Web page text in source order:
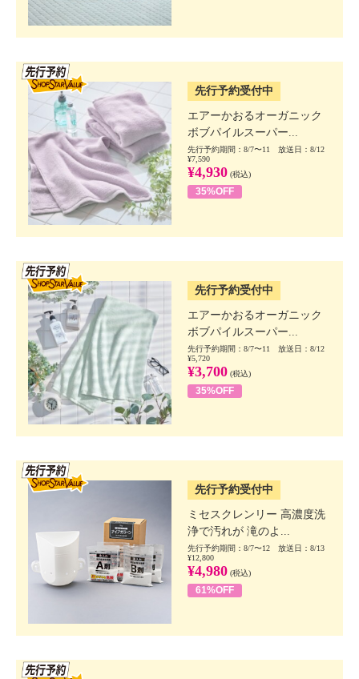
先行予約受付中
エアーかおるオーガニック
ボブパイルスーパー...
先行予約期間：8/7〜11 放送日：8/12
¥7,590
¥4,930 (税込)
35%OFF
先行予約受付中
エアーかおるオーガニック
ボブパイルスーパー...
先行予約期間：8/7〜11 放送日：8/12
¥5,720
¥3,700 (税込)
35%OFF
先行予約受付中
ミセスクレンリー 高濃度洗
浄で汚れが 滝のよ...
先行予約期間：8/7〜12 放送日：8/13
¥12,800
¥4,980 (税込)
61%OFF